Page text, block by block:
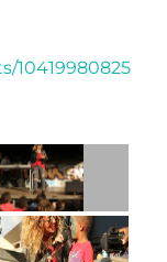
10419980825